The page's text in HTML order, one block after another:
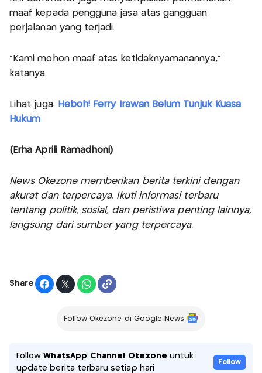
maaf kepada pengguna jasa atas gangguan
perjalanan yang terjadi.
“Kami mohon maaf atas ketidaknyamanannya,”
katanya.
Lihat juga: Heboh! Ferry Irawan Belum Tunjuk Kuasa
Hukum
(Erha Aprili Ramadhoni)
News Okezone memberikan berita terkini dengan
akurat dan terpercaya. Ikuti informasi terbaru
tentang politik, sosial, dan peristiwa penting lainnya,
langsung dari sumber yang terpercaya.
Share
Follow Okezone di Google News
FollowWhatsApp Channel Okezone untuk
update berita terbaru setiap hari
Follow